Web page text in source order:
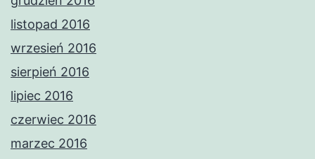
listopad 2016
wrzesień 2016
sierpień 2016
lipiec 2016
czerwiec 2016
marzec 2016